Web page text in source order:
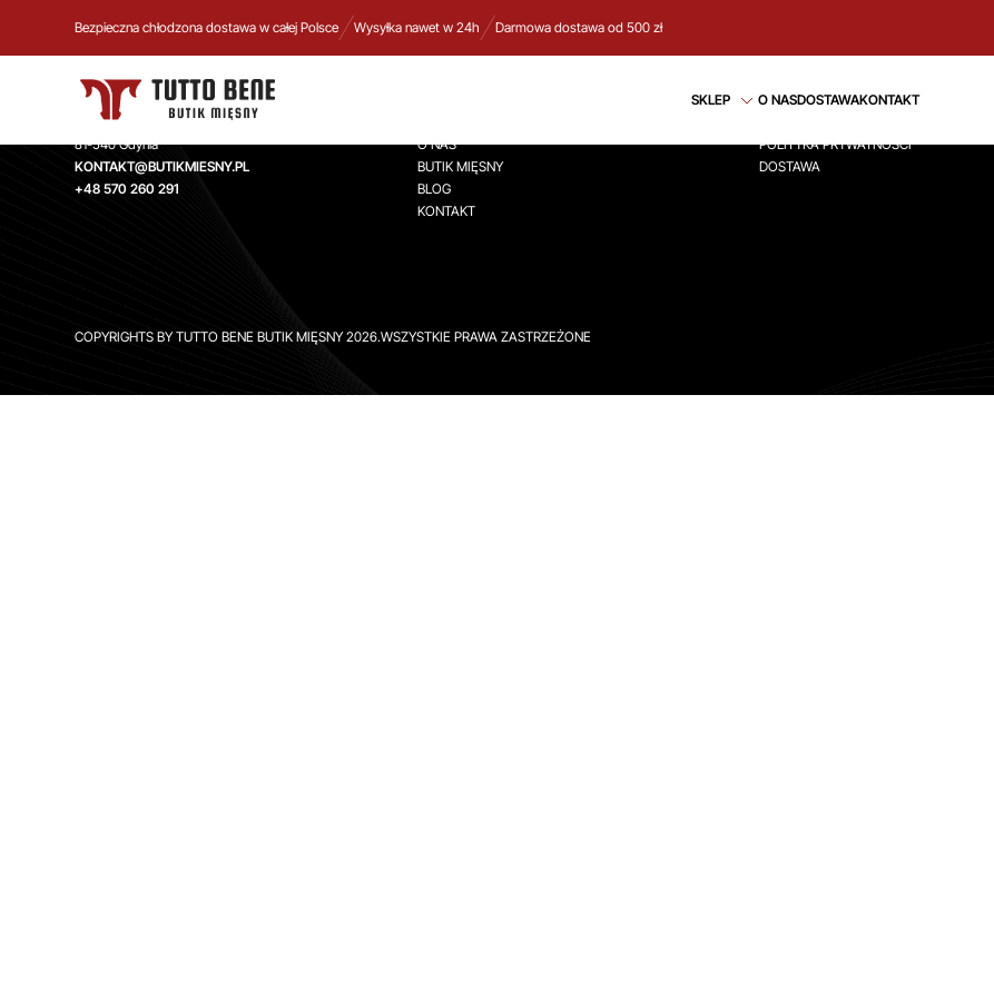
Bezpieczna chłodzona dostawa w całej Polsce Wysyłka nawet w 24h Darmowa dostawa od 500 zł
SKLEP O NASDOSTAWAKONTAKT
TUTTO BENE BUTIK MIĘSNY
Aleja Zwycięstwa 244,
81-540 Gdynia
KONTAKT@BUTIKMIESNY.PL
+48 570 260 291
O NAS
BUTIK MIĘSNY
BLOG
KONTAKT
REGULAMIN
POLITYKA PRYWATNOŚCI
DOSTAWA
COPYRIGHTS BY TUTTO BENE BUTIK MIĘSNY 2026.WSZYSTKIE PRAWA ZASTRZEŻONE